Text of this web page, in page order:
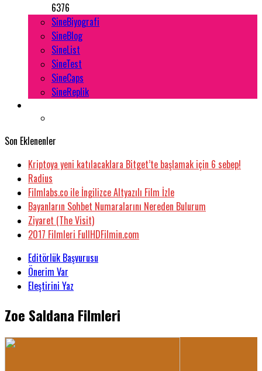
6376
SineBiyografi
SineBlog
SineList
SineTest
SineCaps
SineReplik
Son Eklenenler
Kriptoya yeni katılacaklara Bitget’te başlamak için 6 sebep!
Radius
Filmlabs.co ile İngilizce Altyazılı Film İzle
Bayanların Sohbet Numaralarını Nereden Bulurum
Ziyaret (The Visit)
2017 Filmleri FullHDFilmin.com
Editörlük Başvurusu
Önerim Var
Eleştirini Yaz
Zoe Saldana Filmleri